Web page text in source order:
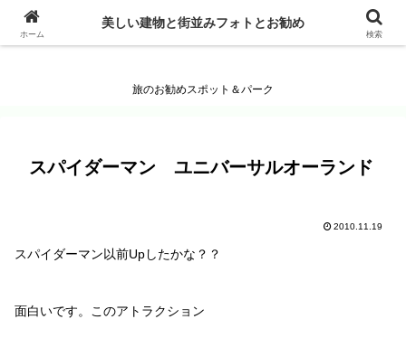
美しい建物と街並みフォトとお勧め
旅のお勧めスポット＆パーク
スパイダーマン ユニバーサルオーランド
2010.11.19
スパイダーマン以前Upしたかな？？
面白いです。このアトラクション
ホーム
美しい建物と街並みフォトとお勧め
検索